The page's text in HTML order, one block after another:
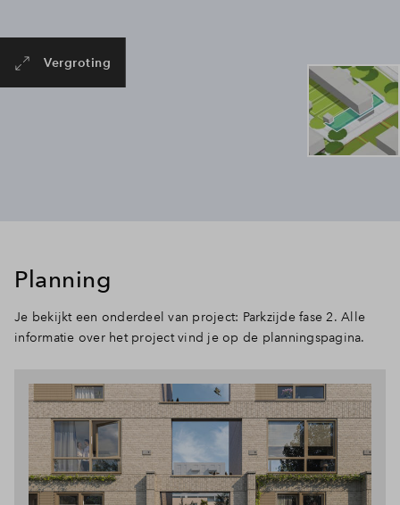
Vergroting
Planning
Je bekijkt een onderdeel van project: Parkzijde fase 2. Alle
informatie over het project vind je op de planningspagina.